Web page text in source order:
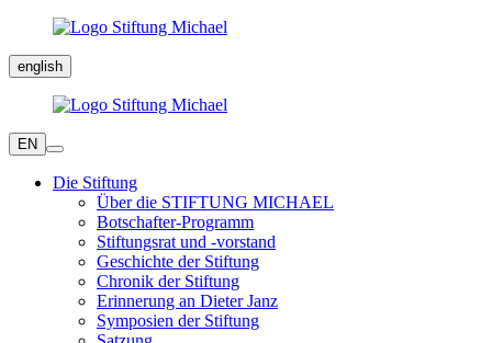
english
EN
Die Stiftung
Über die STIFTUNG MICHAEL
Botschafter-Programm
Stiftungsrat und -vorstand
Geschichte der Stiftung
Chronik der Stiftung
Erinnerung an Dieter Janz
Symposien der Stiftung